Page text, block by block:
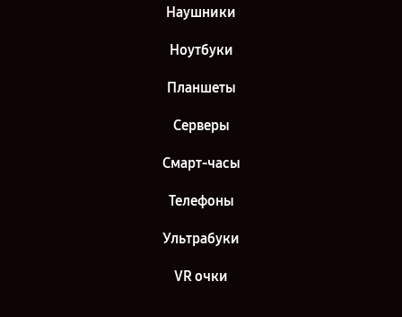
Наушники
Ноутбуки
Планшеты
Серверы
Смарт-часы
Телефоны
Ультрабуки
VR очки